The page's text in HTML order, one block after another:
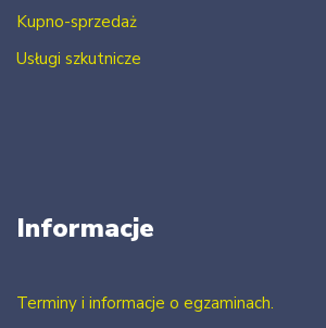
Kupno-sprzedaż
Usługi szkutnicze
Informacje
Terminy i informacje o egzaminach.